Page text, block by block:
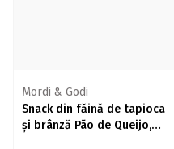
Mordi & Godi
Snack din făină de tapioca
și brânză Pão de Queijo,